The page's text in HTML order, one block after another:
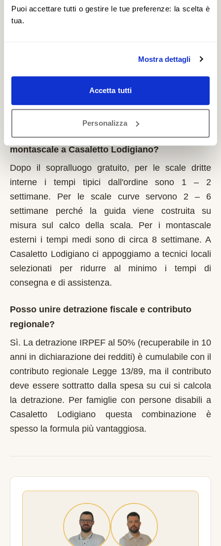
Puoi accettare tutti o gestire le tue preferenze: la scelta è
tua.
Mostra dettagli
Accetta tutti
Personalizza
il 1° marzo di ogni anno. La Regione Lombardia è
tra le più strutturate: bandi regolari, graduatorie
domanda va presentata sempre prima dell'inizio
dei lavori. Possono fare domanda i residenti a
Casaletto Lodigiano con limitazioni motorie
documentate, proprietari o affittuari dell'immobile.
Quanto tempo serve per installare un
montascale a Casaletto Lodigiano?
Dopo il sopralluogo gratuito, per le scale dritte
interne i tempi tipici dall'ordine sono 1 – 2
settimane. Per le scale curve servono 2 – 6
settimane perché la guida viene costruita su
misura sul calco della scala. Per i montascale
esterni i tempi medi sono di circa 8 settimane. A
Casaletto Lodigiano ci appoggiamo a tecnici locali
selezionati per ridurre al minimo i tempi di
consegna e di assistenza.
Posso unire detrazione fiscale e contributo
regionale?
Sì. La detrazione IRPEF al 50% (recuperabile in 10
anni in dichiarazione dei redditi) è cumulabile con il
contributo regionale Legge 13/89, ma il contributo
deve essere sottratto dalla spesa su cui si calcola
la detrazione. Per famiglie con persone disabili a
Casaletto Lodigiano questa combinazione è
spesso la formula più vantaggiosa.